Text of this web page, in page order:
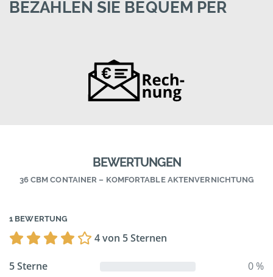
BEZAHLEN SIE BEQUEM PER
BEWERTUNGEN
36 CBM CONTAINER – KOMFORTABLE AKTENVERNICHTUNG
1 BEWERTUNG
4 von 5 Sternen
5 Sterne
0 %